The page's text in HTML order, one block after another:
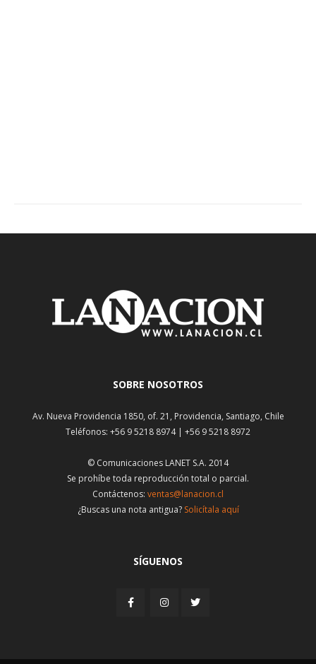
SOBRE NOSOTROS
Av. Nueva Providencia 1850, of. 21, Providencia, Santiago, Chile
Teléfonos: +56 9 5218 8974 | +56 9 5218 8972
© Comunicaciones LANET S.A. 2014
Se prohíbe toda reproducción total o parcial.
Contáctenos: ventas@lanacion.cl
¿Buscas una nota antigua? Solicítala aquí
SÍGUENOS